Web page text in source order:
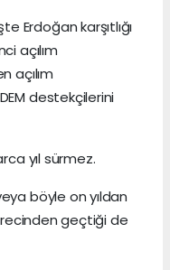
Erdoğan karşıtlığı
açılım
açılım
destekçilerini
yıl sürmez.
böyle on yıldan
geçtiği de